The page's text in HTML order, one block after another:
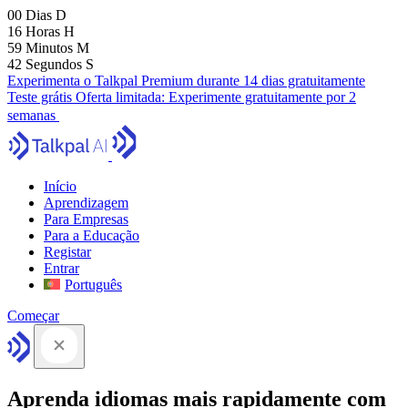
00 Dias D
16 Horas H
59 Minutos M
41 Segundos S
Experimenta o Talkpal Premium durante 14 dias gratuitamente
Teste grátis Oferta limitada: Experimente gratuitamente por 2
semanas
Início
Aprendizagem
Para Empresas
Para a Educação
Registar
Entrar
Português
Começar
Aprenda idiomas mais rapidamente com